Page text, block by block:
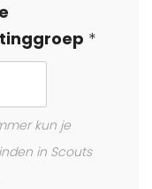
kun je
in Scouts